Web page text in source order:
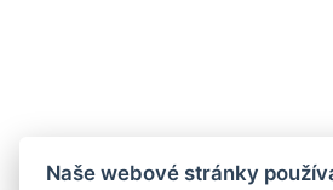
Naše webové stránky